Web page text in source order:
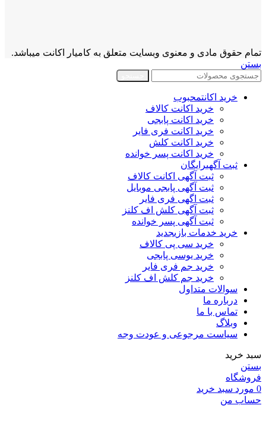
تمام حقوق مادی و معنوی وبسایت متعلق به کامیار اکانت میباشد.
بستن
خرید اکانتمحبوب
خرید اکانت کالاف
خرید اکانت پابجی
خرید اکانت فری فایر
خرید اکانت کلش
خرید اکانت پسر خوانده
ثبت آگهیرایگان
ثبت آگهی اکانت کالاف
ثبت آگهی پابجی موبایل
ثبت اگهی فری فایر
ثبت آگهی کلش اف کلنز
ثبت آگهی پسر خوانده
خرید خدمات بازیجدید
خرید سی پی کالاف
خرید یوسی پابجی
خرید جم فری فایر
خرید جم کلش اف کلنز
سوالات متداول
درباره ما
تماس با ما
وبلاگ
سیاست مرجوعی و عودت وجه
سبد خرید
بستن
فروشگاه
0 مورد سبد خرید
حساب من